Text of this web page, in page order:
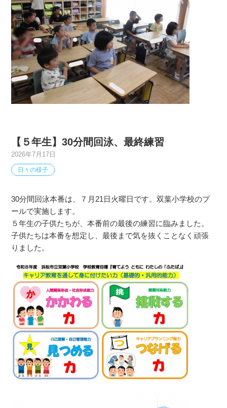
【５年生】30分間回泳、最終練習
2026年7月17日
日々の様子
30分間回泳本番は、７月21日火曜日です。双葉小学校のプ
ールで実施します。
５年生の子供たちが、本番前の最後の練習に臨みました。
子供たちは本番を想定し、最後まで気を抜くことなく頑張
りました。